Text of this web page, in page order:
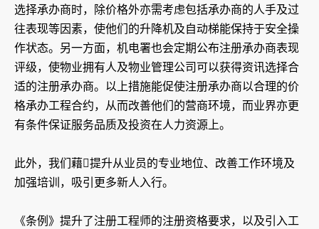
选择承办商时，除价格外亦需考虑包括承办商的人手及过
往表现等因素，使他们的升降机及自动梯能保持于安全操
作状态。另一方面，机电署也会定期公布注册承办商表现
评级，使物业拥有人及物业管理公司可以获得资讯选择合
适的注册承办商。以上措施能促使注册承办商以合理的价
格承办工程合约，从而改善他们的营商环境，而业界亦更
有条件保证服务品质及投资在人力资源上。
此外，我们藉提升从业员的专业地位、改善工作环境及
加强培训，吸引更多新人入行。
《条例》提升了注册工程师的注册资格要求，以及引入工